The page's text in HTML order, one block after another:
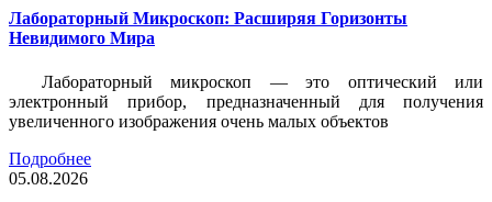
Лабораторный Микроскоп: Расширяя Горизонты
Невидимого Мира
Лабораторный микроскоп — это оптический или
электронный прибор, предназначенный для получения
увеличенного изображения очень малых объектов
Подробнее
05.08.2026